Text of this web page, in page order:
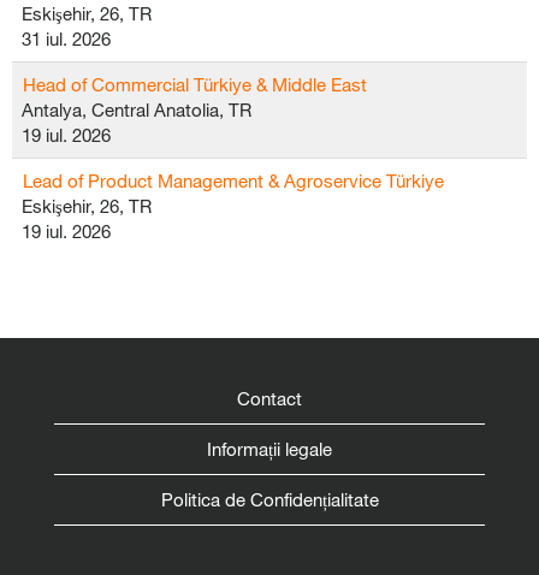
Eskişehir, 26, TR
31 iul. 2026
Head of Commercial Türkiye & Middle East
Antalya, Central Anatolia, TR
19 iul. 2026
Lead of Product Management & Agroservice Türkiye
Eskişehir, 26, TR
19 iul. 2026
Contact
Informații legale
Politica de Confidențialitate